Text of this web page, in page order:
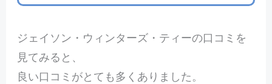
ジェイソン・ウィンターズ・ティーの口コミを
見てみると、
良い口コミがとても多くありました。